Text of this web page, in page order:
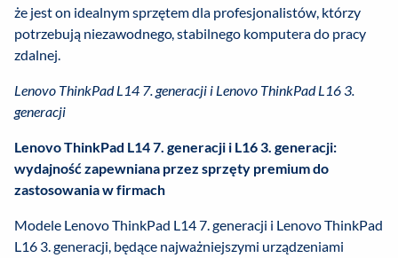
że jest on idealnym sprzętem dla profesjonalistów, którzy
potrzebują niezawodnego, stabilnego komputera do pracy
zdalnej.
Lenovo ThinkPad L14 7. generacji i Lenovo ThinkPad L16 3.
generacji
Lenovo ThinkPad L14 7. generacji i L16 3. generacji:
wydajność zapewniana przez sprzęty premium do
zastosowania w firmach
Modele Lenovo ThinkPad L14 7. generacji i Lenovo ThinkPad
L16 3. generacji, będące najważniejszymi urządzeniami